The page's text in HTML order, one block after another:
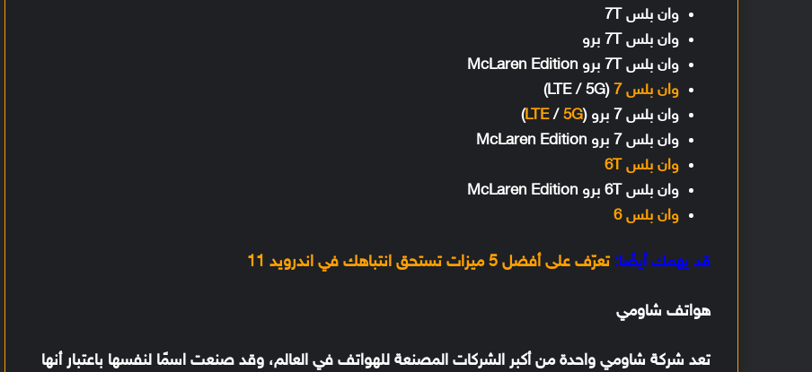
وان بلس 7T
وان بلس 7T برو
وان بلس 7T برو McLaren Edition
وان بلس 7
(LTE / 5G)
وان بلس 7 برو (
LTE/ 5G
)
وان بلس 7 برو McLaren Edition
وان بلس 6T
وان بلس 6T برو McLaren Edition
وان بلس 6
قد يهمك أيضًا: تعرّف على أفضل 5 ميزات تستحق انتباهك في اندرويد 11
هواتف شاومي
تعد شركة شاومي واحدة من أكبر الشركات المصنعة للهواتف في العالم، وقد صنعت اسمًا لنفسها باعتبار أنها